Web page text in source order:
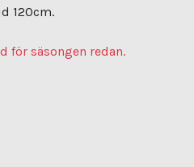
120cm.
för säsongen redan.